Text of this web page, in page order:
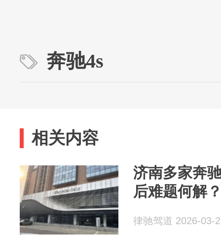
奔驰4s
相关内容
济南多家奔
后难题何解
律驰驾道 2026-03-